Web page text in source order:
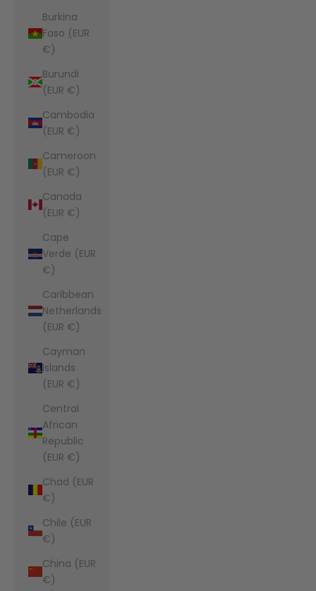
Burkina
Faso (EUR
€)
Burundi
(EUR €)
Cambodia
(EUR €)
Cameroon
(EUR €)
Canada
(EUR €)
Cape
Verde (EUR
€)
Caribbean
Netherlands
(EUR €)
Cayman
Islands
(EUR €)
Central
African
Republic
(EUR €)
Chad (EUR
€)
Chile (EUR
€)
China (EUR
€)